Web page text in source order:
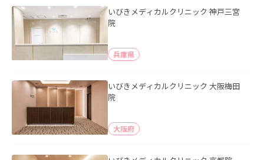
いびきメディカルクリニック 神戸三宮
院
兵庫県
いびきメディカルクリニック 大阪梅田
院
大阪府